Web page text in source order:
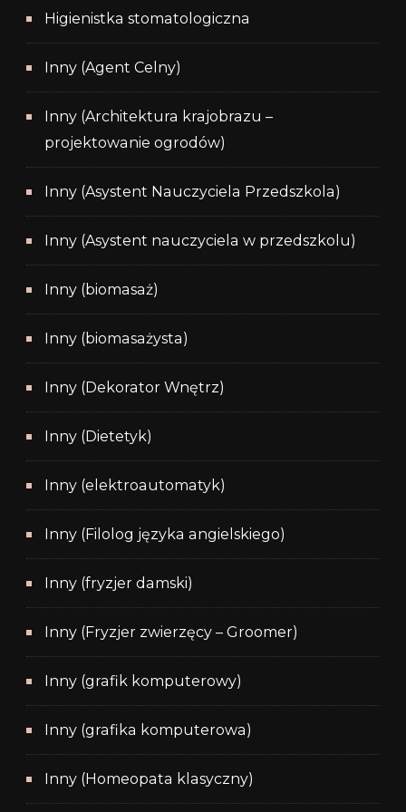
Higienistka stomatologiczna
Inny (Agent Celny)
Inny (Architektura krajobrazu –
projektowanie ogrodów)
Inny (Asystent Nauczyciela Przedszkola)
Inny (Asystent nauczyciela w przedszkolu)
Inny (biomasaż)
Inny (biomasażysta)
Inny (Dekorator Wnętrz)
Inny (Dietetyk)
Inny (elektroautomatyk)
Inny (Filolog języka angielskiego)
Inny (fryzjer damski)
Inny (Fryzjer zwierzęcy – Groomer)
Inny (grafik komputerowy)
Inny (grafika komputerowa)
Inny (Homeopata klasyczny)